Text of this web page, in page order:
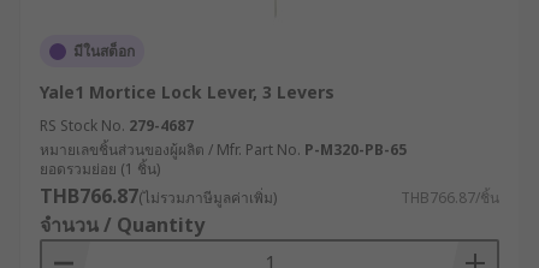
มีในสต็อก
Yale1 Mortice Lock Lever, 3 Levers
RS Stock No. 279-4687
หมายเลขชิ้นส่วนของผู้ผลิต / Mfr. Part No. P-M320-PB-65
ยอดรวมย่อย (1 ชิ้น)
THB766.87(ไม่รวมภาษีมูลค่าเพิ่ม) THB766.87/ชิ้น
จำนวน / Quantity